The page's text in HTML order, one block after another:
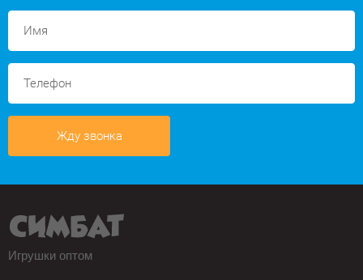
Жду звонка
Игрушки оптом